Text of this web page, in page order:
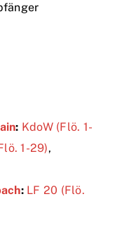
: KdoW (Flö. 1-
1-29),
: LF 20 (Flö.